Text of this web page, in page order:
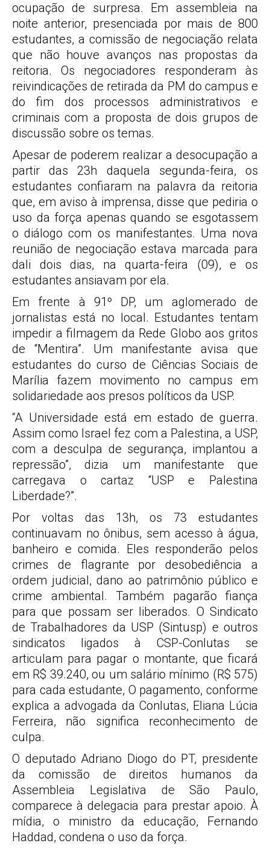
ocupação de surpresa. Em assembleia na
noite anterior, presenciada por mais de 800
estudantes, a comissão de negociação relata
que não houve avanços nas propostas da
reitoria. Os negociadores responderam às
reivindicações de retirada da PM do campus e
do fim dos processos administrativos e
criminais com a proposta de dois grupos de
discussão sobre os temas.
Apesar de poderem realizar a desocupação a
partir das 23h daquela segunda-feira, os
estudantes confiaram na palavra da reitoria
que, em aviso à imprensa, disse que pediria o
uso da força apenas quando se esgotassem
o diálogo com os manifestantes. Uma nova
reunião de negociação estava marcada para
dali dois dias, na quarta-feira (09), e os
estudantes ansiavam por ela.
Em frente à 91º DP, um aglomerado de
jornalistas está no local. Estudantes tentam
impedir a filmagem da Rede Globo aos gritos
de “Mentira”. Um manifestante avisa que
estudantes do curso de Ciências Sociais de
Marília fazem movimento no campus em
solidariedade aos presos políticos da USP.
“A Universidade está em estado de guerra.
Assim como Israel fez com a Palestina, a USP,
com a desculpa de segurança, implantou a
repressão”, dizia um manifestante que
carregava o cartaz “USP e Palestina
Liberdade?”.
Por voltas das 13h, os 73 estudantes
continuavam no ônibus, sem acesso à água,
banheiro e comida. Eles responderão pelos
crimes de flagrante por desobediência a
ordem judicial, dano ao patrimônio público e
crime ambiental. Também pagarão fiança
para que possam ser liberados. O Sindicato
de Trabalhadores da USP (Sintusp) e outros
sindicatos ligados à CSP-Conlutas se
articulam para pagar o montante, que ficará
em R$ 39.240, ou um salário mínimo (R$ 575)
para cada estudante, O pagamento, conforme
explica a advogada da Conlutas, Eliana Lúcia
Ferreira, não significa reconhecimento de
culpa.
O deputado Adriano Diogo do PT, presidente
da comissão de direitos humanos da
Assembleia Legislativa de São Paulo,
comparece à delegacia para prestar apoio. À
mídia, o ministro da educação, Fernando
Haddad, condena o uso da força.